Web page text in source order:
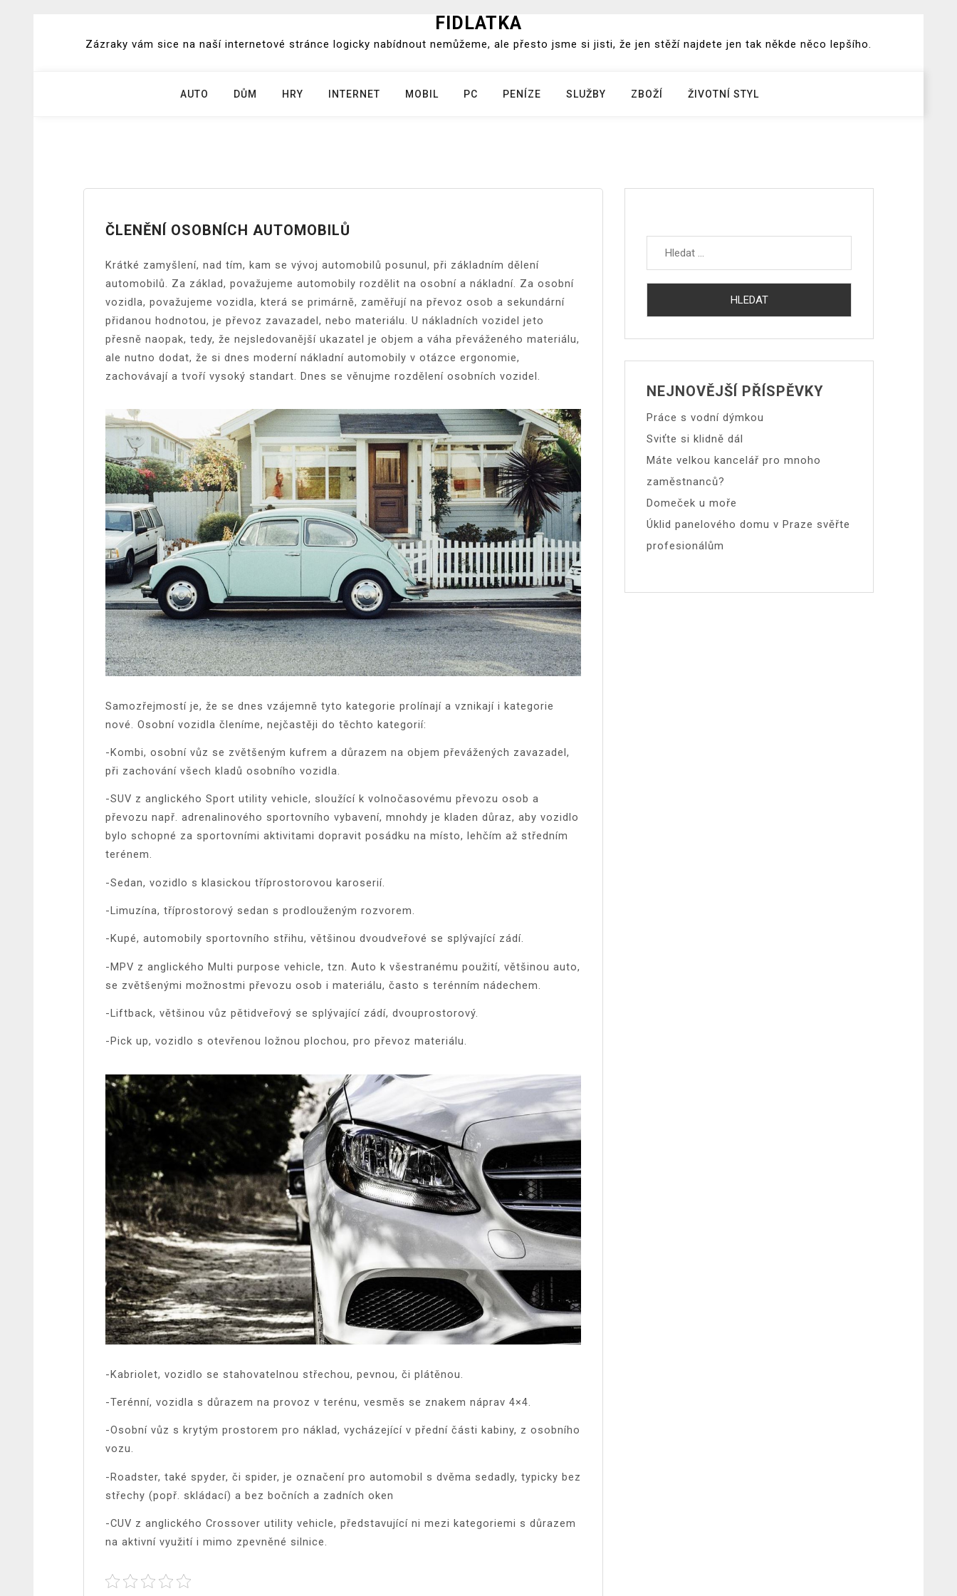
FIDLATKA
Zázraky vám sice na naší internetové stránce logicky nabídnout nemůžeme, ale přesto jsme si jisti, že jen stěží najdete jen tak někde něco lepšího.
AUTO DŮM HRY INTERNET MOBIL PC PENÍZE SLUŽBY ZBOŽÍ ŽIVOTNÍ STYL
ČLENĚNÍ OSOBNÍCH AUTOMOBILŮ
Krátké zamyšlení, nad tím, kam se vývoj automobilů posunul, při základním dělení
automobilů. Za základ, považujeme automobily rozdělit na osobní a nákladní. Za osobní
vozidla, považujeme vozidla, která se primárně, zaměřují na převoz osob a sekundární
přidanou hodnotou, je převoz zavazadel, nebo materiálu. U nákladních vozidel jeto
přesně naopak, tedy, že nejsledovanější ukazatel je objem a váha převáženého materiálu,
ale nutno dodat, že si dnes moderní nákladní automobily v otázce ergonomie,
zachovávají a tvoří vysoký standart. Dnes se věnujme rozdělení osobních vozidel.
Samozřejmostí je, že se dnes vzájemně tyto kategorie prolínají a vznikají i kategorie
nové. Osobní vozidla členíme, nejčastěji do těchto kategorií:
-Kombi, osobní vůz se zvětšeným kufrem a důrazem na objem převážených zavazadel,
při zachování všech kladů osobního vozidla.
-SUV z anglického Sport utility vehicle, sloužící k volnočasovému převozu osob a
převozu např. adrenalinového sportovního vybavení, mnohdy je kladen důraz, aby vozidlo
bylo schopné za sportovními aktivitami dopravit posádku na místo, lehčím až středním
terénem.
-Sedan, vozidlo s klasickou tříprostorovou karoserií.
-Limuzína, tříprostorový sedan s prodlouženým rozvorem.
-Kupé, automobily sportovního střihu, většinou dvoudveřové se splývající zádí.
-MPV z anglického Multi purpose vehicle, tzn. Auto k všestranému použití, většinou auto,
se zvětšenými možnostmi převozu osob i materiálu, často s terénním nádechem.
-Liftback, většinou vůz pětidveřový se splývající zádí, dvouprostorový.
-Pick up, vozidlo s otevřenou ložnou plochou, pro převoz materiálu.
-Kabriolet, vozidlo se stahovatelnou střechou, pevnou, či plátěnou.
-Terénní, vozidla s důrazem na provoz v terénu, vesměs se znakem náprav 4×4.
-Osobní vůz s krytým prostorem pro náklad, vycházející v přední části kabiny, z osobního
vozu.
-Roadster, také spyder, či spider, je označení pro automobil s dvěma sedadly, typicky bez
střechy (popř. skládací) a bez bočních a zadních oken
-CUV z anglického Crossover utility vehicle, představující ni mezi kategoriemi s důrazem
na aktivní využití i mimo zpevněné silnice.
NEJNOVĚJŠÍ PŘÍSPĚVKY
Práce s vodní dýmkou
Sviťte si klidně dál
Máte velkou kancelář pro mnoho
zaměstnanců?
Domeček u moře
Úklid panelového domu v Praze svěřte
profesionálům